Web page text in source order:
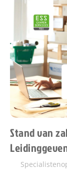
Stand van